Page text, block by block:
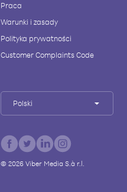
Praca
Warunki i zasady
Polityka prywatności
Customer Complaints Code
Polski
© 2026Viber Media S.à r.l.